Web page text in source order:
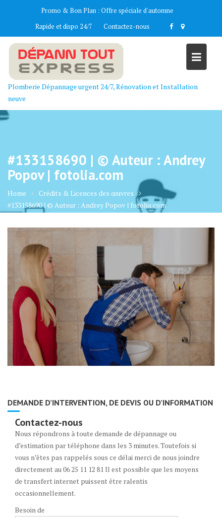
Promo & Bon Plan : Offre spéciale d'automne
Rapide et dispo 24/7
Contactez-nous
Plomberie Dépannage urgent 24/7, Rénovation et Installation
neuve
#133158690 | © Auteur : Andrey
Popov | fotolia.com
Home
Crédits & Licences des œuvres
#133158690 | © Auteur : Andrey Popov | fotolia.com
DEMANDE D’INTERVENTION, DE DEVIS OU D’INFORMATION
Contactez-nous
Nous répondrons à toute demande de dépannage ou
d’estimation par téléphone dans les 3 minutes. Toutefois si
vous n’êtes pas rappelés sous ce délai merci de nous joindre
directement au 06 25 11 12 81 Il est possible que les moyens
de transfert internet puissent être ralentis
occasionnellement.
Besoin de